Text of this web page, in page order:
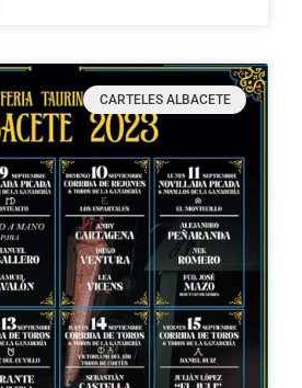
CARTELES ALBACETE